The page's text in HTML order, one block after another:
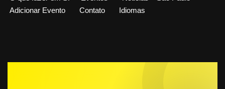
Adicionar Evento
Contato Idiomas